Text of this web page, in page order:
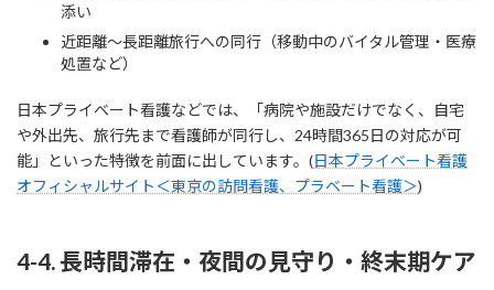
添い
近距離〜長距離旅行への同行（移動中のバイタル管理・医療
処置など）
日本プライベート看護などでは、「病院や施設だけでなく、自宅
や外出先、旅行先まで看護師が同行し、24時間365日の対応が可
能」といった特徴を前面に出しています。(日本プライベート看護
オフィシャルサイト＜東京の訪問看護、プラベート看護＞)
4-4. 長時間滞在・夜間の見守り・終末期ケア